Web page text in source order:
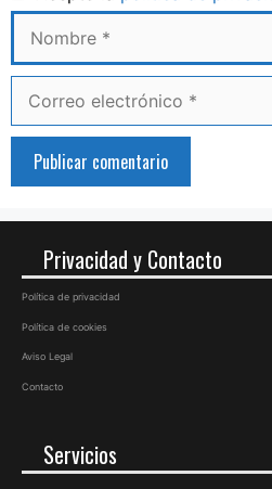
Privacidad y Contacto
Política de privacidad
Política de cookies
Aviso Legal
Contacto
Servicios